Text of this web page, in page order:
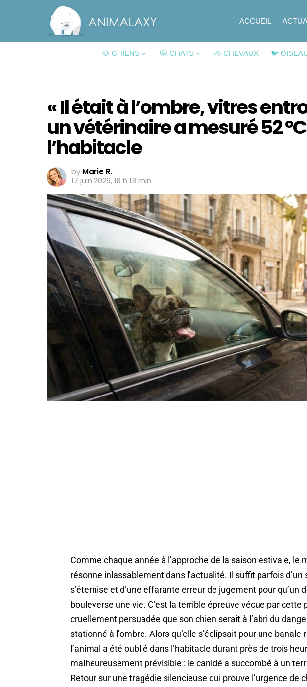
ACCUEIL
🐶 CHIENS 🐱 CHATS 🐴 CHEVAUX 🐦
« Il était à l’ombre, vitres
un vétérinaire a mesuré 52
l’habitacle
by Marie R.
17 juin 2026, 18 h 13 min
Comme chaque année à l’approche de la saison estivale, le
résonne inlassablement dans l’actualité. Il suffit parfois d’un
s’éternise et d’une effarante erreur de jugement pour qu’un
bouleverse une vie. C’est la terrible épreuve vécue par cette
cruellement persuadée que son chien serait à l’abri du
stationné à l’ombre. Alors qu’elle s’éclipsait pour une
l’animal a été oublié dans l’habitacle durant près de trois
malheureusement prévisible : le canidé a succombé à un
Retour sur une tragédie silencieuse qui prouve l’urgence de